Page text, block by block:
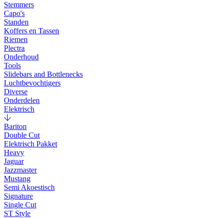
Stemmers
Capo's
Standen
Koffers en Tassen
Riemen
Plectra
Onderhoud
Tools
Slidebars and Bottlenecks
Luchtbevochtigers
Diverse
Onderdelen
Elektrisch
Bariton
Double Cut
Elektrisch Pakket
Heavy
Jaguar
Jazzmaster
Mustang
Semi Akoestisch
Signature
Single Cut
ST Style